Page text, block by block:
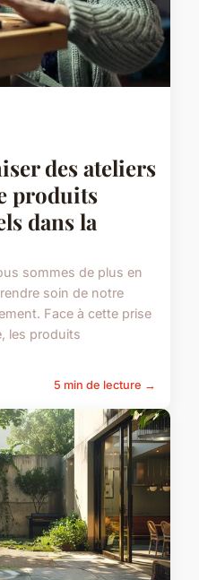
des ateliers
produits
dans la
sommes de plus en
soin de notre
Face à cette prise
les produits
5 min de lecture →